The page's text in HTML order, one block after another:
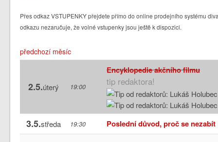
Přes odkaz VSTUPENKY přejdete přímo do online prodejního systému
odkazu nezaručuje, že volné vstupenky jsou ještě k dispozici.
předchozí měsíc
2.5.úterý 19:00
Encyklopedie akčního filmu
tip redaktora!
3.5.středa 19:30 Poslední důvod, proč se nezabít